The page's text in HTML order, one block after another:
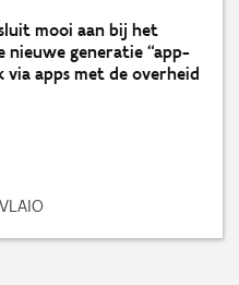
mooi aan bij het
generatie “app-
via apps met de overheid